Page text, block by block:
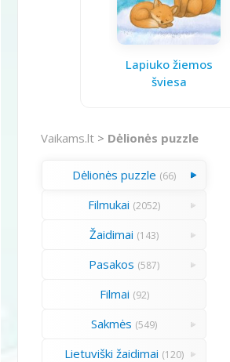
Lapiuko žiemos
šviesa
Vaikams.lt > Dėlionės puzzle
Dėlionės puzzle (66)
Filmukai (2052)
Žaidimai (143)
Pasakos (587)
Filmai (92)
Sakmės (549)
Lietuviški žaidimai (120)